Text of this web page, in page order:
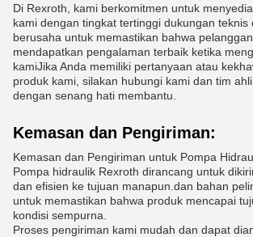
Di Rexroth, kami berkomitmen untuk
kami dengan tingkat tertinggi dukungan teknis
berusaha untuk memastikan bahwa
mendapatkan pengalaman terbaik ketika
kamiJika Anda memiliki pertanyaan atau
produk kami, silakan hubungi kami dan tim
dengan senang hati membantu.
Kemasan dan Pengiriman:
Kemasan dan Pengiriman untuk Pompa
Pompa hidraulik Rexroth dirancang untuk
dan efisien ke tujuan manapun.dan bahan
untuk memastikan bahwa produk mencapai
kondisi sempurna.
Proses pengiriman kami mudah dan dapat